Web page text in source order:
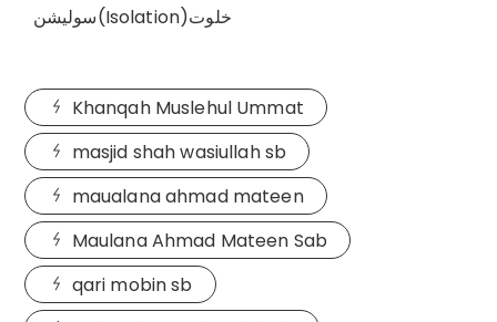
سولیشن(Isolation)خلوت
Khanqah Muslehul Ummat
masjid shah wasiullah sb
maualana ahmad mateen
Maulana Ahmad Mateen Sab
qari mobin sb